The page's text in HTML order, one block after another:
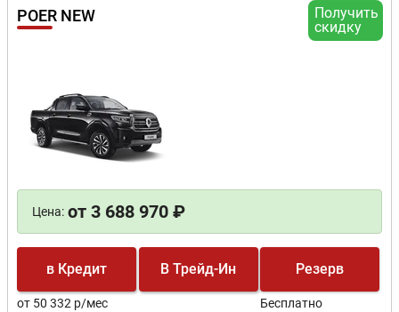
Получить
скидку
POER NEW
Цена: от 3 688 970 ₽
в Кредит
от 50 332 р/мес
В Трейд-Ин Резерв
Бесплатно